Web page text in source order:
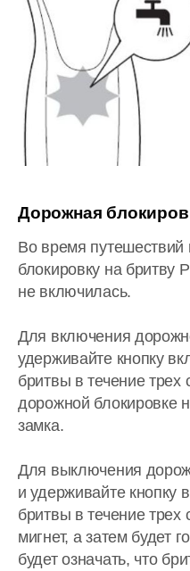
Дорожная
Во время путешествий
блокировку на бритву
не включилась.
Для включения
удерживайте кнопку
бритвы в течение
дорожной блокировке
замка.
Для выключения
и удерживайте кнопку
бритвы в течение
мигнет, а затем будет
будет означать, что